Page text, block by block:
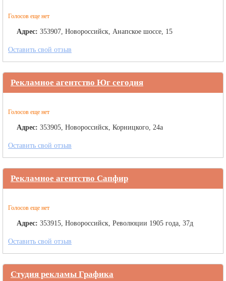
Голосов еще нет
Адрес: 353907, Новороссийск, Анапское шоссе, 15
Оставить свой отзыв
Рекламное агентство Юг сегодня
Голосов еще нет
Адрес: 353905, Новороссийск, Корницкого, 24а
Оставить свой отзыв
Рекламное агентство Сапфир
Голосов еще нет
Адрес: 353915, Новороссийск, Революции 1905 года, 37д
Оставить свой отзыв
Студия рекламы Графика